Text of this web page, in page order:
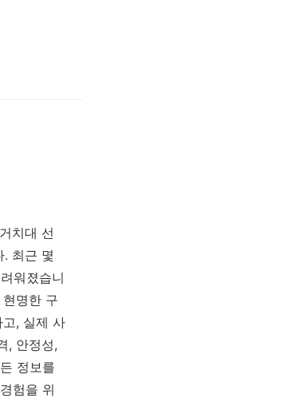
치대 선
최근 몇
워졌습니
명한 구
, 실제 사
, 안정성,
정보를
험을 위